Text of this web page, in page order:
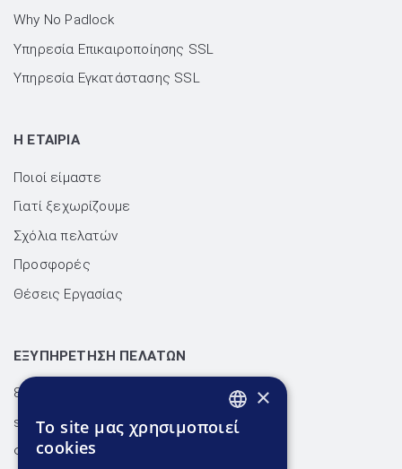
Why No Padlock
Υπηρεσία Επικαιροποίησης SSL
Υπηρεσία Εγκατάστασης SSL
H ΕΤΑΙΡΙΑ
Ποιοί είμαστε
Γιατί ξεχωρίζουμε
Σχόλια πελατών
Προσφορές
Θέσεις Εργασίας
ΕΞΥΠΗΡΕΤΗΣΗ ΠΕΛΑΤΩΝ
801.300.3520 - 210.953.6767
support@dnhost.gr
Φόρμα επικοινωνίας
GREEK
×
To site μας χρησιμοποιεί
cookies